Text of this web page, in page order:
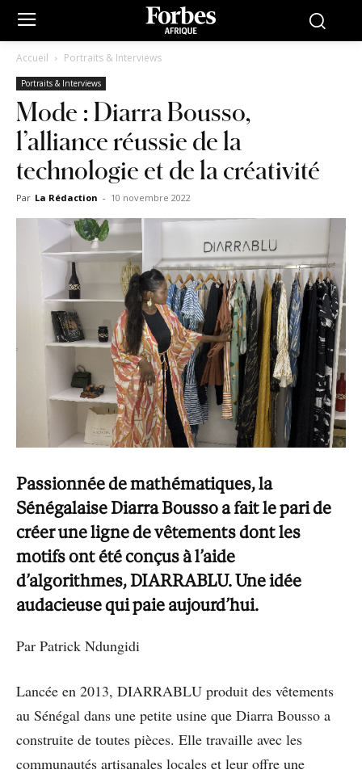
Accueil Portraits & Interviews
Portraits & Interviews
Mode : Diarra Bousso,
l’alliance réussie de la
technologie et de la créativité
Par La Rédaction - 10 novembre 2022
Passionnée de mathématiques, la
Sénégalaise Diarra Bousso a fait le pari de
créer une ligne de vêtements dont les
motifs ont été conçus à l’aide
d’algorithmes, DIARRABLU. Une idée
audacieuse qui paie aujourd’hui.
Par Patrick Ndungidi
Lancée en 2013, DIARRABLU produit des vêtements
au Sénégal dans une petite usine que Diarra Bousso a
construite de toutes pièces. Elle travaille avec les
communautés artisanales locales et leur offre une